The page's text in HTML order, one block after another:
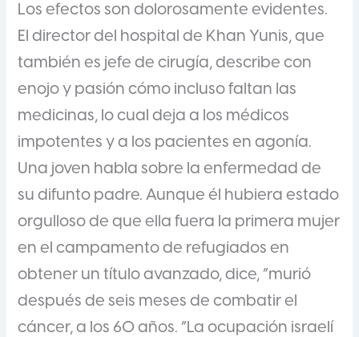
Los efectos son dolorosamente evidentes.
El director del hospital de Khan Yunis, que
también es jefe de cirugía, describe con
enojo y pasión cómo incluso faltan las
medicinas, lo cual deja a los médicos
impotentes y a los pacientes en agonía.
Una joven habla sobre la enfermedad de
su difunto padre. Aunque él hubiera estado
orgulloso de que ella fuera la primera mujer
en el campamento de refugiados en
obtener un título avanzado, dice, “murió
después de seis meses de combatir el
cáncer, a los 60 años. “La ocupación israelí